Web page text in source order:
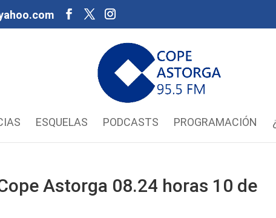
ESQUELAS PODCASTS PROGRAMACIÓN
Astorga 08.24 horas 10 de